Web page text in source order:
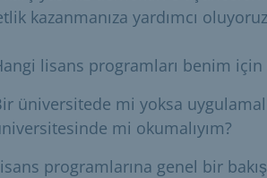
kazanmanıza yardımcı
lisans programları benim için
üniversitede mi yoksa
mi okumalıyım?
programlarına genel bir